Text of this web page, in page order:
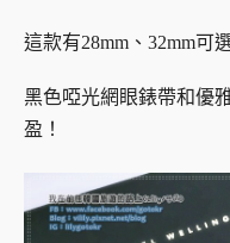
這款有28mm、32mm可
黑色啞光網眼錶帶和優
盈！